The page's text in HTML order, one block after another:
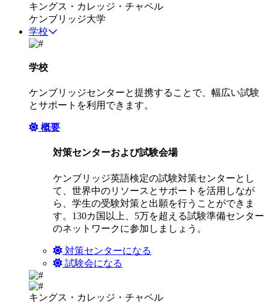
キングス・カレッジ・チャペル
ケンブリッジ大学
学校
学校
ケンブリッジセンターと提携することで、幅広い試験
とサポートを利用できます。
概要
対策センターおよび試験会場
ケンブリッジ英語検定の試験対策センターとし
て、世界中のリソースとサポートを活用しなが
ら、学生の受験対策と出願を行うことができま
す。130カ国以上、5万を超える試験準備センター
のネットワークに参加しましょう。
対策センターになる
試験会になる
キングス・カレッジ・チャペル